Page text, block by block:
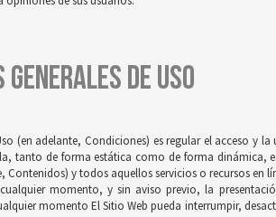
DE USO
(en adelante, Condiciones) es regular el acceso y
tanto de forma estática como de forma
y todos aquellos servicios o recursos en
momento, y sin aviso previo, la
momento El Sitio Web pueda interrumpir,